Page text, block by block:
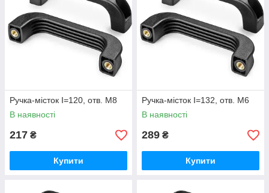
Ручка-місток I=120, отв. М8
В наявності
217 ₴
Купити
Ручка-місток I=132, отв. М6
В наявності
289 ₴
Купити